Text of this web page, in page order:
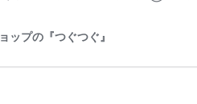
ップの『つぐつぐ』